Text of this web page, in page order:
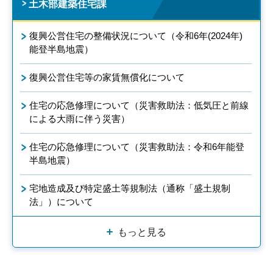
土木部建築住宅課
復興公営住宅の整備状況について（令和6年(2024年)
能登半島地震）
復興公営住宅等の家賃無償化について
住宅の応急修理について（災害救助法：低気圧と前線
による大雨に伴う災害）
住宅の応急修理について（災害救助法：令和6年能登
半島地震）
宅地造成及び特定盛土等規制法（通称「盛土規制
法」）について
もっと見る